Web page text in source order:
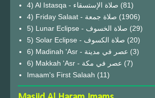
4) Al Istasqa - صلاة الإستسقاء (81)
4) Friday Salaat - صلاة جمعة (1906)
5) Lunar Eclipse - صلاة الخسوف (29)
(20)
6) Madinah 'Asr - عصر في مدينة (3)
6) Makkah 'Asr - عصر في مكة (7)
Imaam's First Salaah (11)